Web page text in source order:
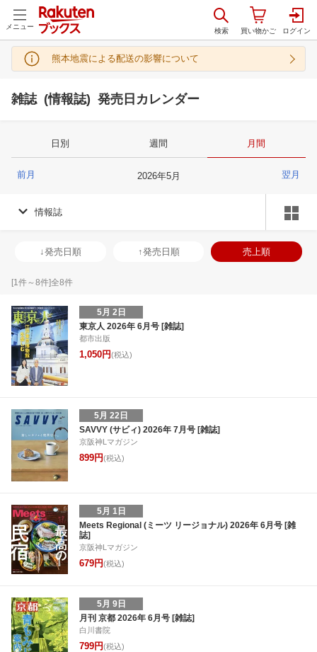
メニュー
熊本地震による配送の影響について
雑誌 (情報誌) 発売日カレンダー
日別 週間 月間
2026年5月
前月 翌月
情報誌
↓発売日順 ↑発売日順 売上順
[1件～8件]全8件
5月 2日
東京人 2026年 6月号 [雑誌]
都市出版
1,050円(税込)
5月 22日
SAVVY (サビィ) 2026年 7月号 [雑誌]
京阪神Lマガジン
899円(税込)
5月 1日
Meets Regional (ミーツ リージョナル) 2026年 6月号 [雑
誌]
京阪神Lマガジン
679円(税込)
5月 9日
月刊 京都 2026年 6月号 [雑誌]
白川書院
799円(税込)